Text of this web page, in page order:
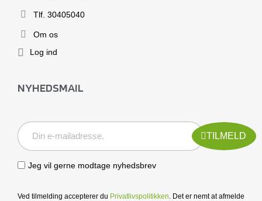
Tlf. 30405040
Om os
Log ind
NYHEDSMAIL
TILMELD
Jeg vil gerne modtage nyhedsbrev
Ved tilmelding accepterer du Privatlivspolitikken . Det er nemt at afmelde